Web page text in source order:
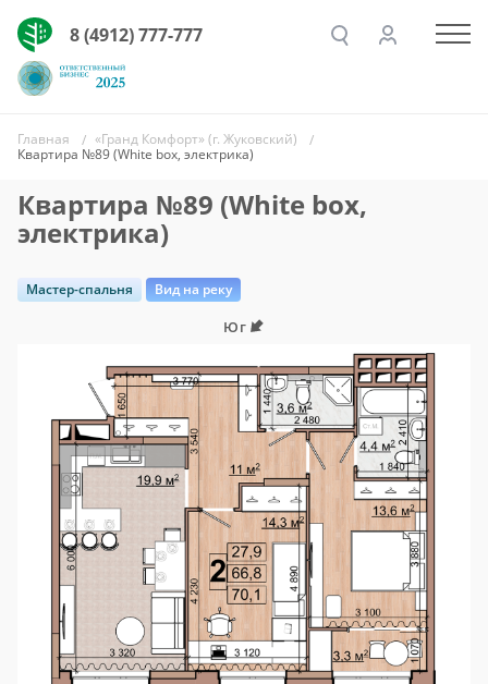
8 (4912) 777-777
Главная
«Гранд Комфорт» (г. Жуковский)
Квартира №89 (White box, электрика)
Квартира №89 (White box,
электрика)
Мастер-спальня Вид на реку
Юг